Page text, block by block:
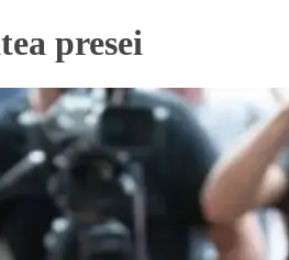
presei